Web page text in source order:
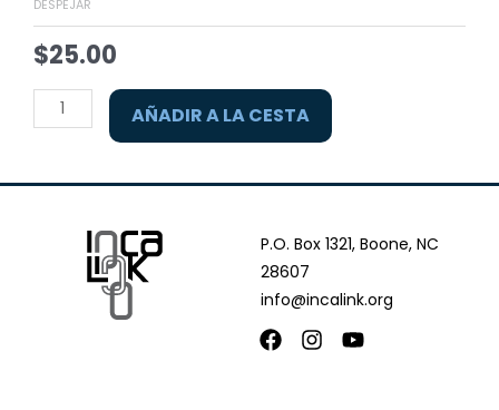
DESPEJAR
$25.00
AÑADIR A LA CESTA
P.O. Box 1321, Boone, NC
28607
info@incalink.org
Facebook
Instagram
Youtube